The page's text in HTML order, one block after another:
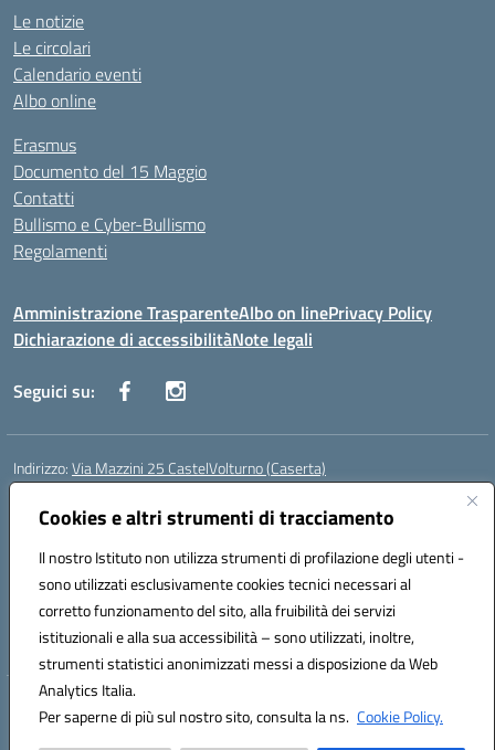
Cookies e altri strumenti di tracciamento
Il nostro Istituto non utilizza strumenti di profilazione degli utenti -
sono utilizzati esclusivamente cookies tecnici necessari al
corretto funzionamento del sito, alla fruibilità dei servizi
istituzionali e alla sua accessibilità – sono utilizzati, inoltre,
strumenti statistici anonimizzati messi a disposizione da Web
Analytics Italia.
Per saperne di più sul nostro sito, consulta la ns. Cookie Policy.
Le notizie
Le circolari
Calendario eventi
Albo online
Erasmus
Documento del 15 Maggio
Contatti
Bullismo e Cyber-Bullismo
Regolamenti
Amministrazione TrasparenteAlbo on linePrivacy Policy
Dichiarazione di accessibilitàNote legali
Seguici su:
Indirizzo:Via Mazzini 25 CastelVolturno (Caserta)
Centralino:
Posta elettronica certificata (PEC):ceis014005@pec.istruzione.it
Codice fiscale: 93063510619
Codice meccanografico:CEIS014005
Codice Indice delle Pubbliche Amministrazioni (IPA): istsc_ceis014005
Codice unico di fatturazione (CUF): UOU8EW
Hosting & Powered by 3D Solution S.r.l.
Concept & Design by Designers Italia